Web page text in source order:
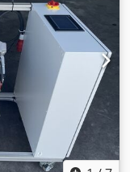
pantalla
inglés tal cual o